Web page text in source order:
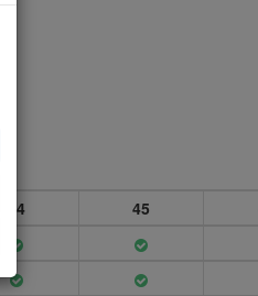
44 45